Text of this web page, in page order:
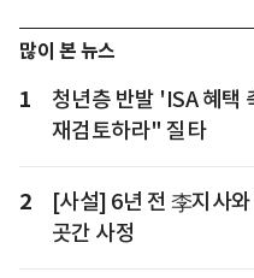
많이 본 뉴스
1
청년층 반발 'ISA 혜택
재검토하라" 질타
2
[사설] 6년 전 李지사
곳간 사정